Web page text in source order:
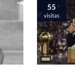
55
visitas